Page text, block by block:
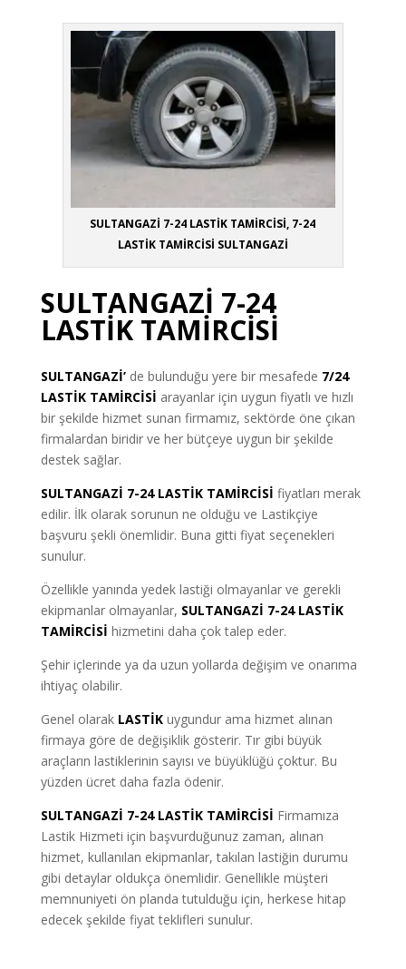
SULTANGAZİ 7-24 LASTİK TAMİRCİSİ, 7-24
LASTİK TAMİRCİSİ SULTANGAZİ
SULTANGAZİ 7-24
LASTİK TAMİRCİSİ
SULTANGAZİ’ de bulunduğu yere bir mesafede 7/24
LASTİK TAMİRCİSİ arayanlar için uygun fiyatlı ve hızlı
bir şekilde hizmet sunan firmamız, sektörde öne çıkan
firmalardan biridir ve her bütçeye uygun bir şekilde
destek sağlar.
SULTANGAZİ 7-24 LASTİK TAMİRCİSİ fiyatları merak
edilir. İlk olarak sorunun ne olduğu ve Lastikçiye
başvuru şekli önemlidir. Buna gitti fiyat seçenekleri
sunulur.
Özellikle yanında yedek lastiği olmayanlar ve gerekli
ekipmanlar olmayanlar, SULTANGAZİ 7-24 LASTİK
TAMİRCİSİ hizmetini daha çok talep eder.
Şehir içlerinde ya da uzun yollarda değişim ve onarıma
ihtiyaç olabilir.
Genel olarak LASTİK uygundur ama hizmet alınan
firmaya göre de değişiklik gösterir. Tır gibi büyük
araçların lastiklerinin sayısı ve büyüklüğü çoktur. Bu
yüzden ücret daha fazla ödenir.
SULTANGAZİ 7-24 LASTİK TAMİRCİSİ Firmamıza
Lastik Hizmeti için başvurduğunuz zaman, alınan
hizmet, kullanılan ekipmanlar, takılan lastiğin durumu
gibi detaylar oldukça önemlidir. Genellikle müşteri
memnuniyeti ön planda tutulduğu için, herkese hitap
edecek şekilde fiyat teklifleri sunulur.